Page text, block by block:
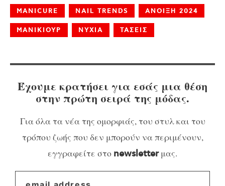
MANICURE NAIL TRENDS ΑΝΟΙΞΗ 2024
ΜΑΝΙΚΙΟΥΡ ΝΥΧΙΑ ΤΑΣΕΙΣ
Έχουμε κρατήσει για εσάς μια θέση
στην πρώτη σειρά της μόδας.
Για όλα τα νέα της ομορφιάς, του στυλ και του
τρόπου ζωής που δεν μπορούν να περιμένουν,
εγγραφείτε στο newsletterμας.